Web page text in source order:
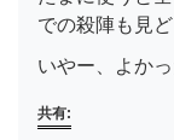
での殺陣も見ど
いやー、よかっ
共有: